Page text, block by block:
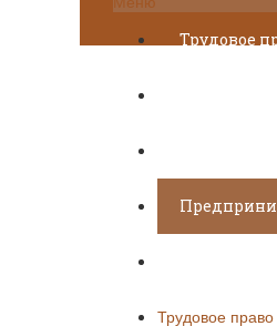
Трудовое
Трудовое право